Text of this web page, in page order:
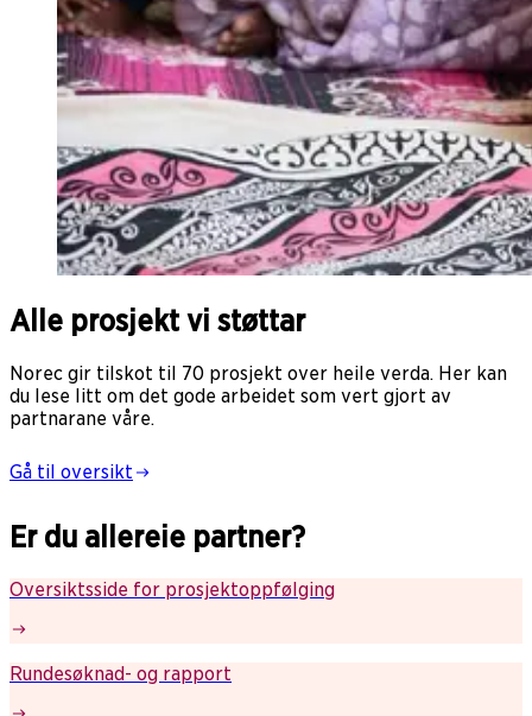
Alle prosjekt vi støttar
Norec gir tilskot til 70 prosjekt over heile verda. Her kan
du lese litt om det gode arbeidet som vert gjort av
partnarane våre.
Gå til oversikt
Er du allereie partner?
Oversiktsside for prosjektoppfølging
Rundesøknad- og rapport